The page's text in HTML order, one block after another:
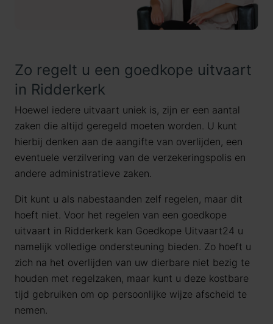
Zo regelt u een goedkope uitvaart
in Ridderkerk
Hoewel iedere uitvaart uniek is, zijn er een aantal
zaken die altijd geregeld moeten worden. U kunt
hierbij denken aan de aangifte van overlijden, een
eventuele verzilvering van de verzekeringspolis en
andere administratieve zaken.
Dit kunt u als nabestaanden zelf regelen, maar dit
hoeft niet. Voor het regelen van een goedkope
uitvaart in Ridderkerk kan Goedkope Uitvaart24 u
namelijk volledige ondersteuning bieden. Zo hoeft u
zich na het overlijden van uw dierbare niet bezig te
houden met regelzaken, maar kunt u deze kostbare
tijd gebruiken om op persoonlijke wijze afscheid te
nemen.